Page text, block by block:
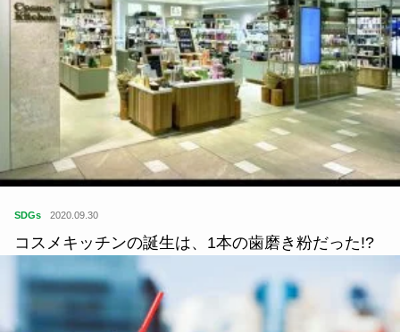
SDGs 2020.09.30
コスメキッチンの誕生は、1本の歯磨き粉だった!?